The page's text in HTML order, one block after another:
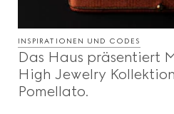
INSPIRATIONEN UND CODES
Das Haus präsentiert
High Jewelry
Pomellato.